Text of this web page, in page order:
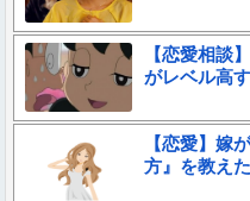
【恋愛相談
がレベル高
【恋愛】嫁
方』を教えた